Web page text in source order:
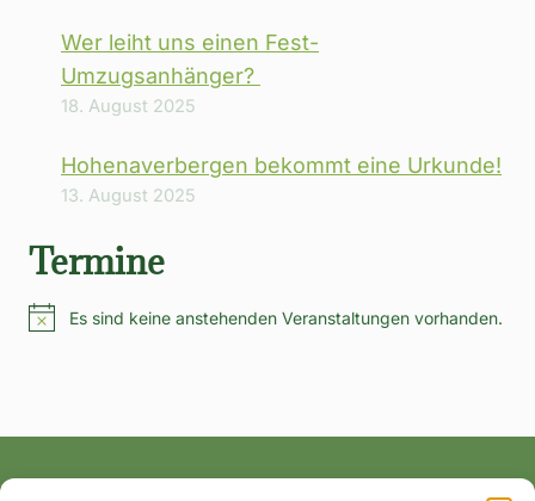
Wer leiht uns einen Fest-
Umzugsanhänger?
18. August 2025
Hohenaverbergen bekommt eine Urkunde!
13. August 2025
Termine
HinweisEs sind keine anstehenden Veranstaltungen vorhanden.